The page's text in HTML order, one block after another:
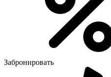
Забронировать